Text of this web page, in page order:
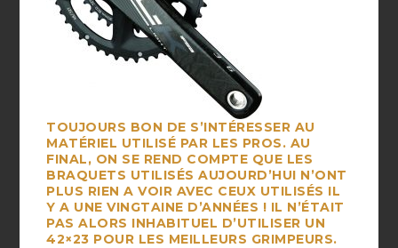
TOUJOURS BON DE S’INTÉRESSER AU
MATÉRIEL UTILISÉ PAR LES PROS. AU
FINAL, ON SE REND COMPTE QUE LES
BRAQUETS UTILISÉS AUJOURD’HUI N’ONT
PLUS RIEN A VOIR AVEC CEUX UTILISÉS IL
Y A UNE VINGTAINE D’ANNÉES ! IL N’ÉTAIT
PAS ALORS INHABITUEL D’UTILISER UN
42×23 POUR LES MEILLEURS GRIMPEURS.